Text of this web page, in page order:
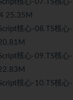
核心-07.TS核心
25.35M
核心-08.TS核心
核心-09.TS核心
核心-10.TS核心